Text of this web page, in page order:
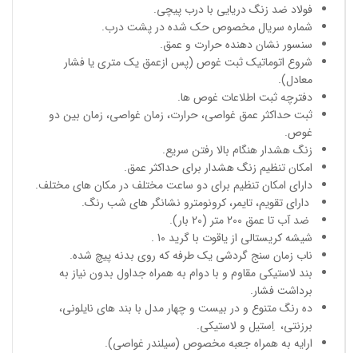
فولاد ضد زنگ دریایی با درب پیچی.
شماره سریال مخصوص حک شده در پشت درب.
سنسور نشان دهنده حرارت و عمق.
شروع اتوماتیک ثبت غوص (پس ازعمق یک متری یا فشار
معادل).
دفترچه ثبت اطلاعات غوص ها.
ثبت حداکثر عمق غواصی، حرارت، زمان غواصی، زمان بین دو
غوص.
زنگ هشدار هنگام بالا رفتن سریع.
امکان تنظیم زنگ هشدار برای حداکثر عمق.
دارای امکان تنظیم برای دو ساعت مختلف در مکان های مختلف.
دارای تقویم، تایمر، کرونومترو نشانگر های شب رنگ.
ضد آب تا عمق 200 متر (20 بار).
شیشه کریستالی از یاقوت با گرید 10 .
ناب زمان سنج گردشی یک طرفه که روی بدنه پیچ شده.
بند لاستیکی مقاوم و با دوام به همراه جداول بدون نیاز به
برداشت فشار.
ده رنگ متنوع و در بیست و چهار مدل با بند های نایلونی،
برزنتی، اِستیل و لاستیکی.
ارایه به همراه جعبه مخصوص (سیلندر غواصی).